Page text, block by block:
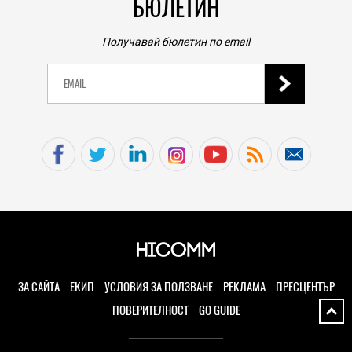
PLAY
Отдавна изгубена уникална Nintendo DS игра,
която се изтрива сама, се появи в eBay за 9000
03.08.2026
PS5 емулация с нов връх за кратко време: 3D игри
вече вървят в Kyty
Microsoft обеща, че Windows 11 ще работи
безпроблемно с 8 GB RAM като противовес на
03.08.2026
Очаква се iPhone Air 2 да излезе на пазара в
БЮЛЕТИН
Получавай бюлетин по email
ЗА САЙТА ЕКИП УСЛОВИЯ ЗА ПОЛЗВАНЕ РЕКЛАМА
ПРЕСЦЕНТЪР
ПОВЕРИТЕЛНОСТ
GO GUIDE